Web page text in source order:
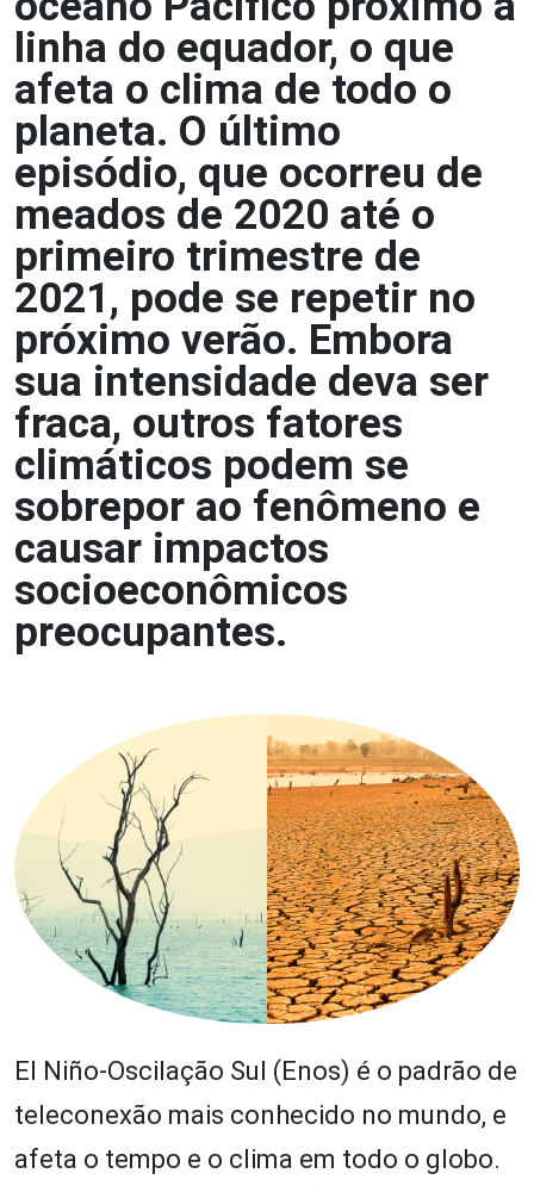
linha do equador, o que
afeta o clima de todo o
planeta. O último
episódio, que ocorreu de
meados de 2020 até o
primeiro trimestre de
2021, pode se repetir no
próximo verão. Embora
sua intensidade deva ser
fraca, outros fatores
climáticos podem se
sobrepor ao fenômeno e
causar impactos
socioeconômicos
preocupantes.
El Niño-Oscilação Sul (Enos) é o padrão de
teleconexão mais conhecido no mundo, e
afeta o tempo e o clima em todo o globo.